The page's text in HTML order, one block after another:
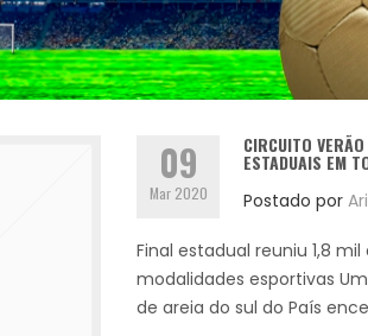
09
Mar 2020
CIRCUITO
ESTADUAIS EM
Postado por
Final estadual reuniu 1,8
modalidades esportivas
de areia do sul do País